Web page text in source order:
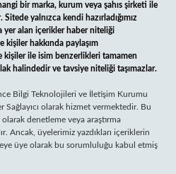
bir marka, kurum veya şahıs şirketi ile
yalnızca kendi hazırladığımız
yer alan içerikler haber niteliği
kişiler hakkında paylaşım
kişiler ile isim benzerlikleri tamamen
halindedir ve tavsiye niteliği taşımazlar.
Bilgi Teknolojileri ve İletişim Kurumu
Sağlayıcı olarak hizmet vermektedir. Bu
denetleme veya araştırma
Ancak, üyelerimiz yazdıkları içeriklerin
üye olarak bu sorumluluğu kabul etmiş